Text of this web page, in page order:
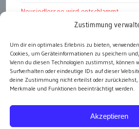
Zustimmung
Um dir ein optimales Erlebnis zu bieten,
Cookies, um Geräteinformationen zu speichern
Wenn du diesen Technologien zustimmst, können
Surfverhalten oder eindeutige IDs auf dieser
deine Zustimmung nicht erteilst oder
Merkmale und Funktionen beeinträchtigt werden.
Akzeptieren
Neusiedlersee wird entschlammt
TKG wünscht besinnliches
Fußball WM 2026: „historisch“
Die Wichtigen
alle Artikel